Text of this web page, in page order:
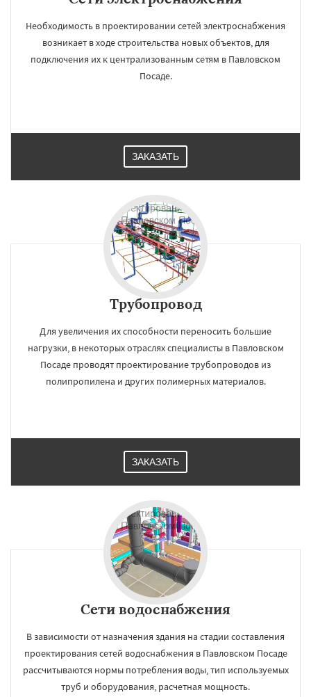
Необходимость в проектировании сетей электроснабжения
возникает в ходе строительства новых объектов, для
подключения их к централизованным сетям в Павловском
Посаде.
ЗАКАЗАТЬ
Трубопровод
Для увеличения их способности переносить большие
нагрузки, в некоторых отраслях специалисты в Павловском
Посаде проводят проектирование трубопроводов из
полипропилена и других полимерных материалов.
ЗАКАЗАТЬ
Сети водоснабжения
В зависимости от назначения здания на стадии составления
проектирования сетей водоснабжения в Павловском Посаде
рассчитываются нормы потребления воды, тип используемых
труб и оборудования, расчетная мощность.